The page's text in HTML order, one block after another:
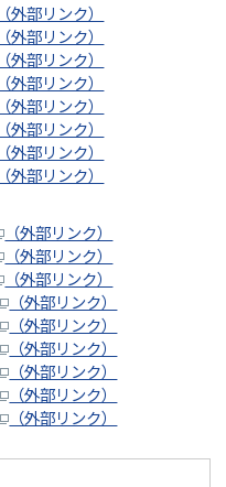
（外部リンク）
（外部リンク）
（外部リンク）
（外部リンク）
（外部リンク）
（外部リンク）
（外部リンク）
（外部リンク）
（外部リンク）
（外部リンク）
（外部リンク）
（外部リンク）
（外部リンク）
（外部リンク）
（外部リンク）
（外部リンク）
（外部リンク）